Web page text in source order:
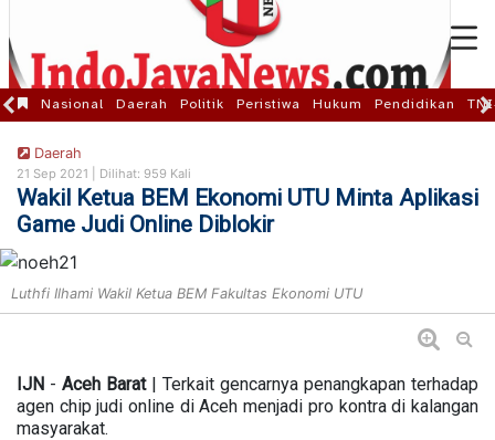
Nasional Daerah Politik Peristiwa Hukum Pendidikan
Daerah
21 Sep 2021 | Dilihat: 959 Kali
Wakil Ketua BEM Ekonomi UTU Minta Aplikasi
Game Judi Online Diblokir
Luthfi Ilhami Wakil Ketua BEM Fakultas Ekonomi UTU
IJN - Aceh Barat| Terkait gencarnya penangkapan terhadap
agen chip judi online di Aceh menjadi pro kontra di kalangan
masyarakat.